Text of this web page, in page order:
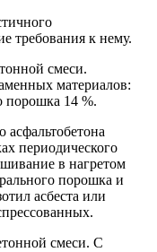
требования к нему.
смеси.
материалов:
порошка 14 %.
периодического
в нагретом
порошка и
асбеста или
смеси. С